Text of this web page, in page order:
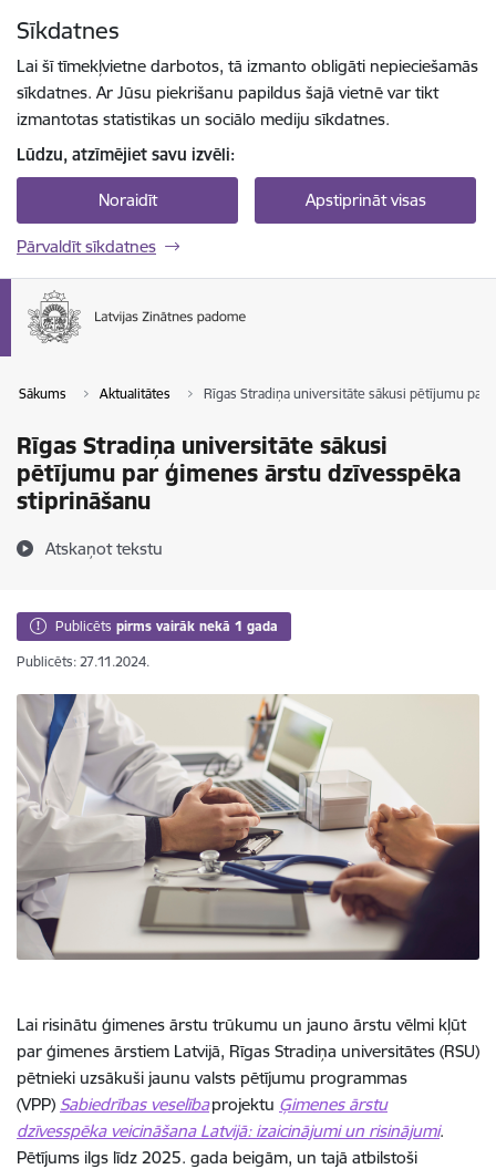
Sīkdatnes
Lai šī tīmekļvietne darbotos, tā izmanto obligāti nepieciešamās
sīkdatnes. Ar Jūsu piekrišanu papildus šajā vietnē var tikt
izmantotas statistikas un sociālo mediju sīkdatnes.
Lūdzu, atzīmējiet savu izvēli:
Noraidīt Apstiprināt visas
Pārvaldīt sīkdatnes
Sākums Aktualitātes Rīgas Stradiņa universitāte sākusi pētījumu par
Rīgas Stradiņa universitāte sākusi
pētījumu par ģimenes ārstu dzīvesspēka
stiprināšanu
Atskaņot tekstu
Publicēts pirms vairāk nekā 1 gada
Publicēts: 27.11.2024.
Lai risinātu ģimenes ārstu trūkumu un jauno ārstu vēlmi kļūt
par ģimenes ārstiem Latvijā, Rīgas Stradiņa universitātes (RSU)
pētnieki uzsākuši jaunu valsts pētījumu programmas
(VPP) Sabiedrības veselībaprojektu Ģimenes ārstu
dzīvesspēka veicināšana Latvijā: izaicinājumi un risinājumi.
Pētījums ilgs līdz 2025. gada beigām, un tajā atbilstoši